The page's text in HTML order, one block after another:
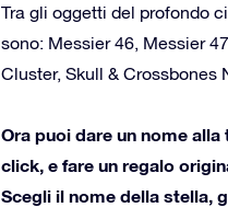
Tra gli oggetti del profondo
sono: Messier 46, Messier
Cluster, Skull & Crossbones
Ora puoi dare un nome
click, e fare un regalo
Scegli il nome della stella,